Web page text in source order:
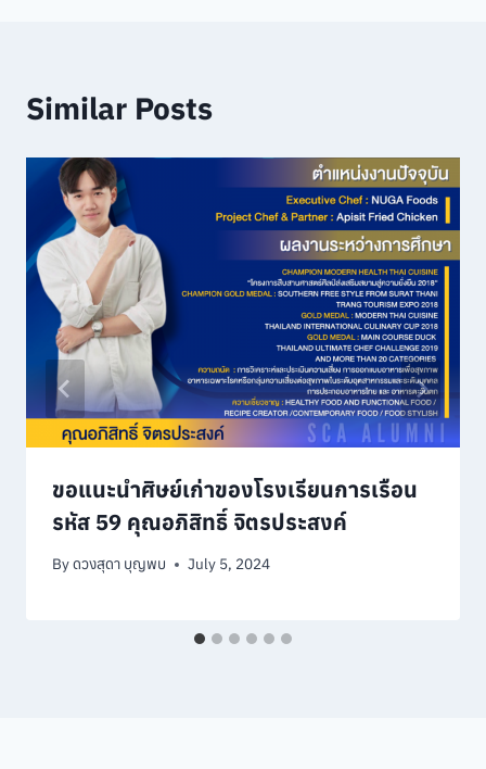
Similar Posts
ขอแนะนำศิษย์เก่าของโรงเรียนการเรือน
รหัส 59 คุณอภิสิทธิ์ จิตรประสงค์
Byดวงสุดา บุญพบ July 5, 2024